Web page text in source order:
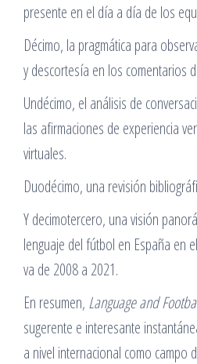
presente en el día a día de los
Décimo, la pragmática para
y descortesía en los comentarios
Undécimo, el análisis de
las afirmaciones de experiencia
virtuales.
Duodécimo, una revisión
Y decimotercero, una visión
lenguaje del fútbol en España en
va de 2008 a 2021.
En resumen, Language and
sugerente e interesante
a nivel internacional como campo